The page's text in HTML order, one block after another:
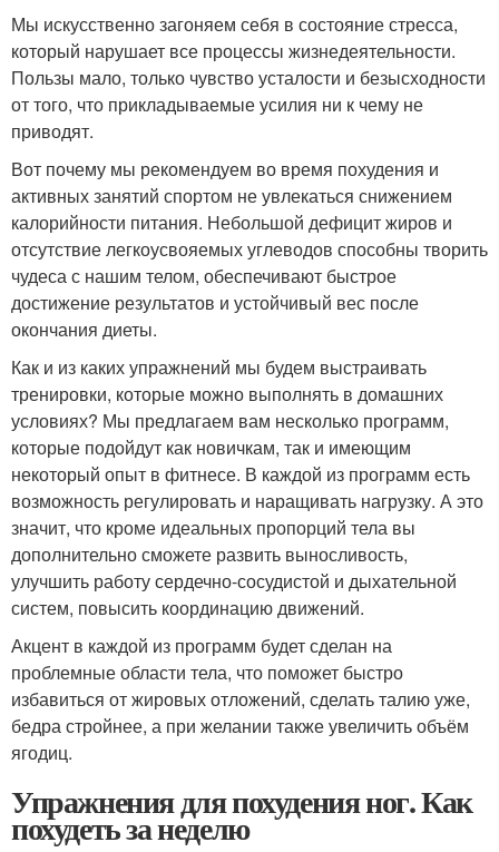
Мы искусственно загоняем себя в состояние стресса,
который нарушает все процессы жизнедеятельности.
Пользы мало, только чувство усталости и безысходности
от того, что прикладываемые усилия ни к чему не
приводят.
Вот почему мы рекомендуем во время похудения и
активных занятий спортом не увлекаться снижением
калорийности питания. Небольшой дефицит жиров и
отсутствие легкоусвояемых углеводов способны творить
чудеса с нашим телом, обеспечивают быстрое
достижение результатов и устойчивый вес после
окончания диеты.
Как и из каких упражнений мы будем выстраивать
тренировки, которые можно выполнять в домашних
условиях? Мы предлагаем вам несколько программ,
которые подойдут как новичкам, так и имеющим
некоторый опыт в фитнесе. В каждой из программ есть
возможность регулировать и наращивать нагрузку. А это
значит, что кроме идеальных пропорций тела вы
дополнительно сможете развить выносливость,
улучшить работу сердечно-сосудистой и дыхательной
систем, повысить координацию движений.
Акцент в каждой из программ будет сделан на
проблемные области тела, что поможет быстро
избавиться от жировых отложений, сделать талию уже,
бедра стройнее, а при желании также увеличить объём
ягодиц.
Упражнения для похудения ног. Как
похудеть за неделю